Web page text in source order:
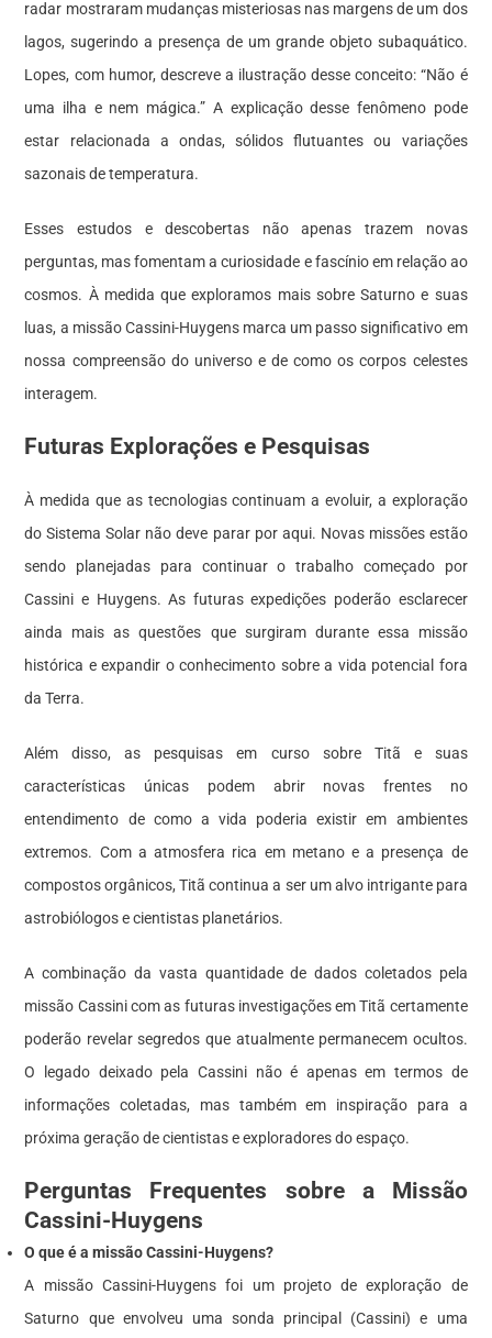
radar mostraram mudanças misteriosas nas margens de um dos
lagos, sugerindo a presença de um grande objeto subaquático.
Lopes, com humor, descreve a ilustração desse conceito: “Não é
uma ilha e nem mágica.” A explicação desse fenômeno pode
estar relacionada a ondas, sólidos flutuantes ou variações
sazonais de temperatura.
Esses estudos e descobertas não apenas trazem novas
perguntas, mas fomentam a curiosidade e fascínio em relação ao
cosmos. À medida que exploramos mais sobre Saturno e suas
luas, a missão Cassini-Huygens marca um passo significativo em
nossa compreensão do universo e de como os corpos celestes
interagem.
Futuras Explorações e Pesquisas
À medida que as tecnologias continuam a evoluir, a exploração
do Sistema Solar não deve parar por aqui. Novas missões estão
sendo planejadas para continuar o trabalho começado por
Cassini e Huygens. As futuras expedições poderão esclarecer
ainda mais as questões que surgiram durante essa missão
histórica e expandir o conhecimento sobre a vida potencial fora
da Terra.
Além disso, as pesquisas em curso sobre Titã e suas
características únicas podem abrir novas frentes no
entendimento de como a vida poderia existir em ambientes
extremos. Com a atmosfera rica em metano e a presença de
compostos orgânicos, Titã continua a ser um alvo intrigante para
astrobiólogos e cientistas planetários.
A combinação da vasta quantidade de dados coletados pela
missão Cassini com as futuras investigações em Titã certamente
poderão revelar segredos que atualmente permanecem ocultos.
O legado deixado pela Cassini não é apenas em termos de
informações coletadas, mas também em inspiração para a
próxima geração de cientistas e exploradores do espaço.
Perguntas Frequentes sobre a Missão
Cassini-Huygens
O que é a missão Cassini-Huygens?
A missão Cassini-Huygens foi um projeto de exploração de
Saturno que envolveu uma sonda principal (Cassini) e uma